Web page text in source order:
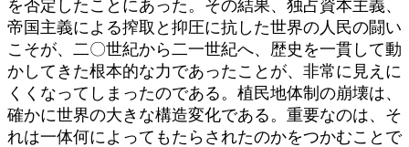
を否定したことにあった。その結果、独占資本主義、
帝国主義による搾取と抑圧に抗した世界の人民の闘い
こそが、二〇世紀から二一世紀へ、歴史を一貫して動
かしてきた根本的な力であったことが、非常に見えに
くくなってしまったのである。植民地体制の崩壊は、
確かに世界の大きな構造変化である。重要なのは、そ
れは一体何によってもたらされたのかをつかむことで